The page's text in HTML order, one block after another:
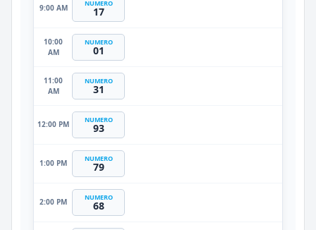
9:00 AM NUMERO
17
10:00
AM
NUMERO
01
11:00
AM
NUMERO
31
12:00 PM NUMERO
93
1:00 PM NUMERO
79
2:00 PM NUMERO
68